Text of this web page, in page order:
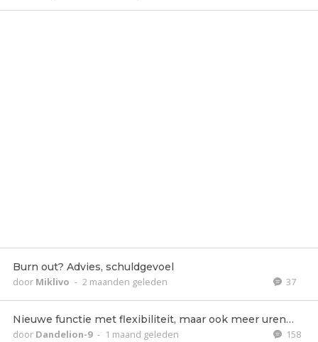
Burn out? Advies, schuldgevoel
door Miklivo - 2 maanden geleden 37
Nieuwe functie met flexibiliteit, maar ook meer uren…
door Dandelion-9 - 1 maand geleden 158